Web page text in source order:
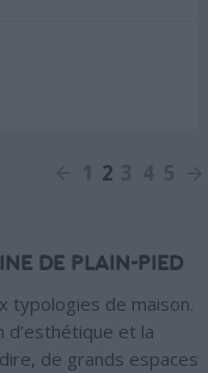
2
DE PLAIN-PIED
typologies de maison.
d’esthétique et la
de grands espaces